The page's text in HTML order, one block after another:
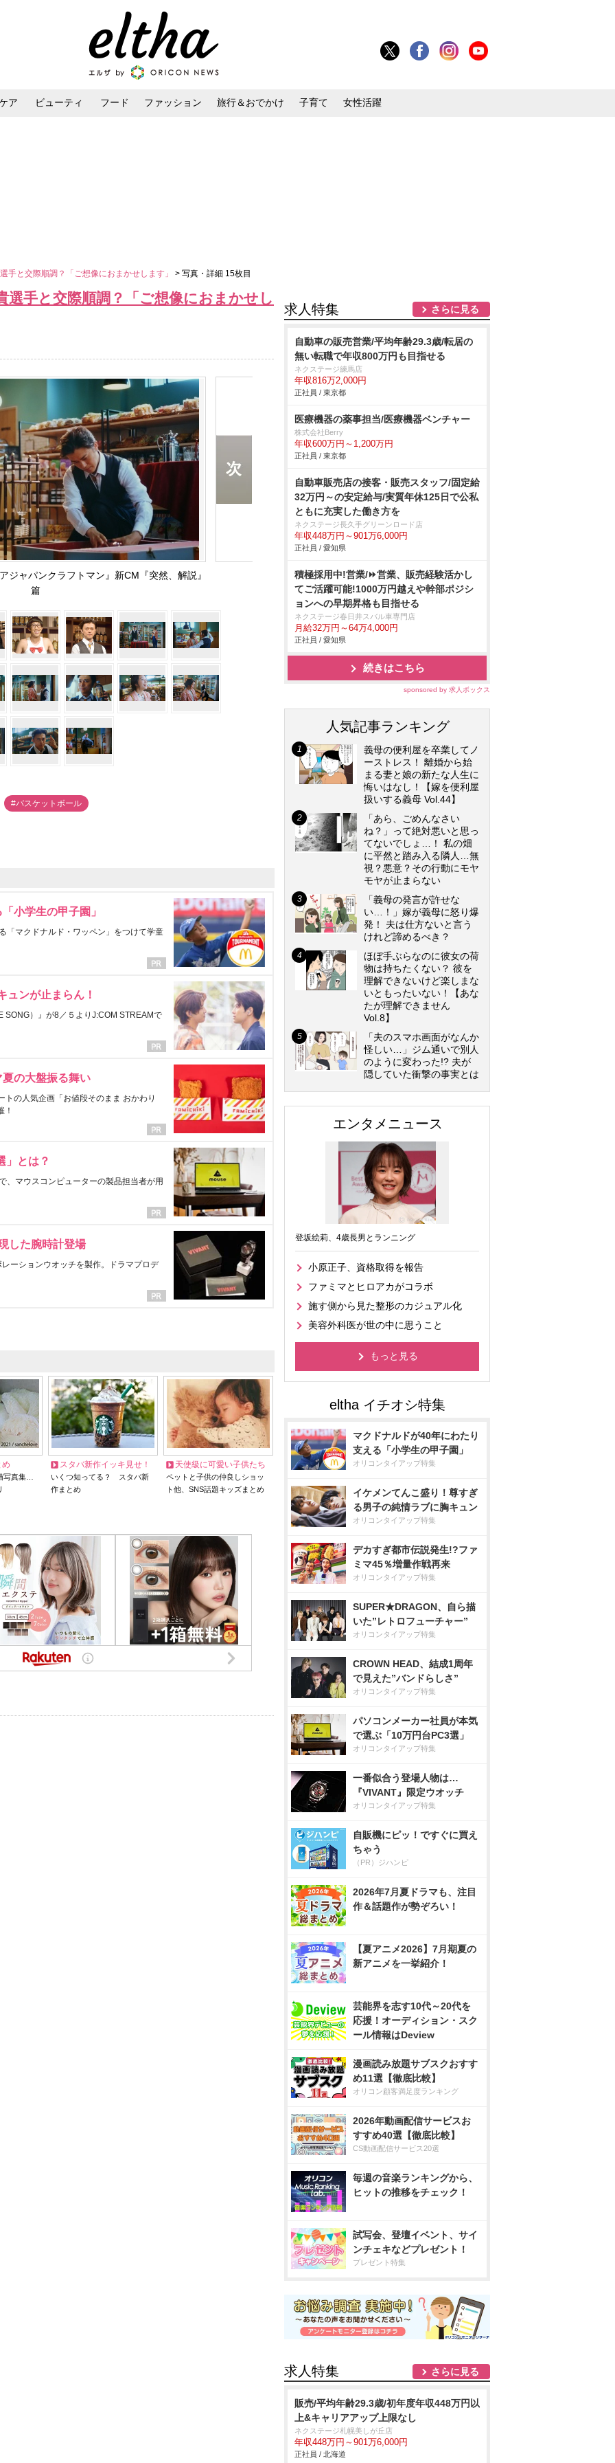
ア ビューティ フード ファッション 旅行＆おでかけ 子育て 女性活躍
手と交際順調？「ご想像におまかせします」 > 写真・詳細 15枚目
選手と交際順調？「ご想像におまかせし
ジャパンクラフトマン』新CM『突然、解説』
篇
#バスケットボール
小学生の甲子園」
「マクドナルド・ワッペン」をつけて学童
ュンが止まらん！
SONG）』が8／５よりJ:COM STREAMで
の大盤振る舞い
の人気企画「お値段そのまま おかわり
！
」とは？
、マウスコンピューターの製品担当者が用
した腕時計登場
ーションウオッチを製作。ドラマプロデ
め
写真集…
スタバ新作イッキ見せ！
いくつ知ってる？ スタバ新
作まとめ
天使級に可愛い子供たち
ペットと子供の仲良しショッ
ト他、SNS話題キッズまとめ
求人特集 さらに見る
自動車の販売営業/平均年齢29.3歳/転居の
無い転職で年収800万円も目指せる
ネクステージ練馬店
年収816万2,000円
正社員 / 東京都
医療機器の薬事担当/医療機器ベンチャー
株式会社Berry
年収600万円～1,200万円
正社員 / 東京都
自動車販売店の接客・販売スタッフ/固定給
32万円～の安定給与/実質年休125日で公私
ともに充実した働き方を
ネクステージ⾧久手グリーンロード店
年収448万円～901万6,000円
正社員 / 愛知県
積極採用中!営業/⏩️営業、販売経験活かし
てご活躍可能!1000万円越えや幹部ポジシ
ョンへの早期昇格も目指せる
ネクステージ春日井スバル車専門店
月給32万円～64万4,000円
正社員 / 愛知県
続きはこちら
sponsored by 求人ボックス
人気記事ランキング
義母の便利屋を卒業してノ
ーストレス！ 離婚から始
まる妻と娘の新たな人生に
悔いはなし！【嫁を便利屋
扱いする義母 Vol.44】
「あら、ごめんなさい
ね？」って絶対悪いと思っ
てないでしょ…！ 私の畑
に平然と踏み入る隣人…無
視？悪意？その行動にモヤ
モヤが止まらない
「義母の発言が許せな
い…！」嫁が義母に怒り爆
発！ 夫は仕方ないと言う
けれど諦めるべき？
ほぼ手ぶらなのに彼女の荷
物は持ちたくない？ 彼を
理解できないけど楽しまな
いともったいない！【あな
たが理解できません
Vol.8】
「夫のスマホ画面がなんか
怪しい…」ジム通いで別人
のように変わった!? 夫が
隠していた衝撃の事実とは
エンタメニュース
登坂絵莉、4歳長男とランニング
小原正子、資格取得を報告
ファミマとヒロアカがコラボ
施す側から見た整形のカジュアル化
美容外科医が世の中に思うこと
もっと見る
マクドナルドが40年にわたり
支える「小学生の甲子園」
オリコンタイアップ特集
イケメンてんこ盛り！尊すぎ
る男子の純情ラブに胸キュン
オリコンタイアップ特集
デカすぎ都市伝説発生!?ファ
ミマ45％増量作戦再来
オリコンタイアップ特集
SUPER★DRAGON、自ら描
いた”レトロフューチャー”
オリコンタイアップ特集
CROWN HEAD、結成1周年
で見えた”バンドらしさ”
オリコンタイアップ特集
パソコンメーカー社員が本気
で選ぶ「10万円台PC3選」
オリコンタイアップ特集
一番似合う登場人物は…
『VIVANT』限定ウオッチ
オリコンタイアップ特集
自販機にピッ！ですぐに買え
ちゃう
（PR）ジハンピ
2026年7月夏ドラマも、注目
作＆話題作が勢ぞろい！
【夏アニメ2026】7月期夏の
新アニメを一挙紹介！
芸能界を志す10代～20代を
応援！オーディション・スク
ール情報はDeview
漫画読み放題サブスクおすす
め11選【徹底比較】
オリコン顧客満足度ランキング
2026年動画配信サービスお
すすめ40選【徹底比較】
CS動画配信サービス20選
毎週の音楽ランキングから、
ヒットの推移をチェック！
試写会、登壇イベント、サイ
ンチェキなどプレゼント！
プレゼント特集
求人特集 さらに見る
販売/平均年齢29.3歳/初年度年収448万円以
上&キャリアアップ上限なし
ネクステージ札幌美しが丘店
年収448万円～901万6,000円
正社員 / 北海道